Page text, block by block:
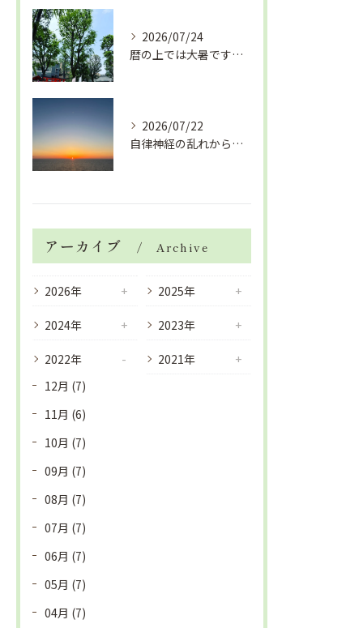
2026/07/24
暦の上では大暑です！腰痛や肩こりから来る頭痛
2026/07/22
自律神経の乱れから生活習慣病、血液循環の滞り
アーカイブ Archive
2026年 2025年
2024年 2023年
2022年
12月 (7)
11月 (6)
10月 (7)
09月 (7)
08月 (7)
07月 (7)
06月 (7)
05月 (7)
04月 (7)
2021年